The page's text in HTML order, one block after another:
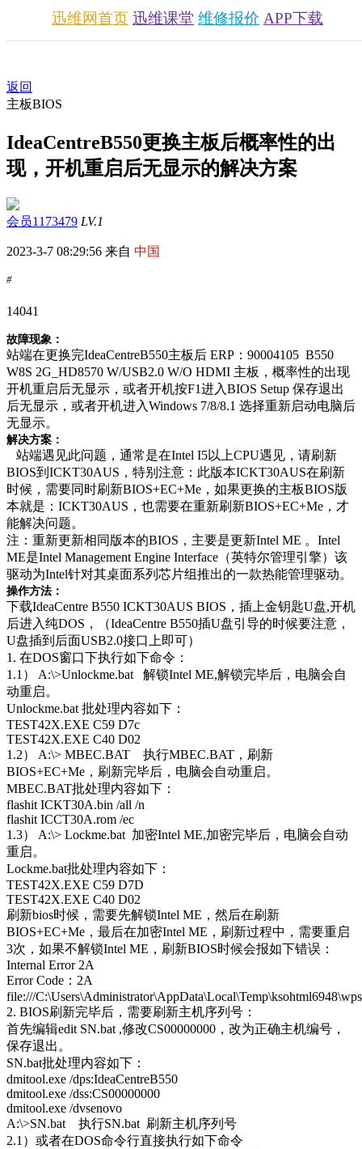
迅维网首页 迅维课堂 维修报价 APP下载
返回
主板BIOS
IdeaCentreB550更换主板后概率性的出
现，开机重启后无显示的解决方案
会员1173479 LV.1
2023-3-7 08:29:56 来自 中国
#
14041
故障现象：
站端在更换完IdeaCentreB550主板后 ERP：90004105 B550
W8S 2G_HD8570 W/USB2.0 W/O HDMI 主板，概率性的出现
开机重启后无显示，或者开机按F1进入BIOS Setup 保存退出
后无显示，或者开机进入Windows 7/8/8.1 选择重新启动电脑后
无显示。
解决方案：
站端遇见此问题，通常是在Intel I5以上CPU遇见，请刷新
BIOS到ICKT30AUS，特别注意：此版本ICKT30AUS在刷新
时候，需要同时刷新BIOS+EC+Me，如果更换的主板BIOS版
本就是：ICKT30AUS ，也需要在重新刷新BIOS+EC+Me，才
能解决问题。
注：重新更新相同版本的BIOS，主要是更新Intel ME 。Intel
ME是Intel Management Engine Interface（英特尔管理引擎）该
驱动为Intel针对其桌面系列芯片组推出的一款热能管理驱动。
操作方法：
下载IdeaCentre B550 ICKT30AUS BIOS，插上金钥匙U盘,开机
后进入纯DOS，（IdeaCentre B550插U盘引导的时候要注意，
U盘插到后面USB2.0接口上即可）
1. 在DOS窗口下执行如下命令：
1.1） A:\>Unlockme.bat 解锁Intel ME,解锁完毕后，电脑会自
动重启。
Unlockme.bat 批处理内容如下：
TEST42X.EXE C59 D7c
TEST42X.EXE C40 D02
1.2） A:\> MBEC.BAT 执行MBEC.BAT ，刷新
BIOS+EC+Me，刷新完毕后，电脑会自动重启。
MBEC.BAT批处理内容如下：
flashit ICKT30A.bin /all /n
flashit ICCT30A.rom /ec
1.3） A:\> Lockme.bat 加密Intel ME,加密完毕后，电脑会自动
重启。
Lockme.bat批处理内容如下：
TEST42X.EXE C59 D7D
TEST42X.EXE C40 D02
刷新bios时候，需要先解锁Intel ME，然后在刷新
BIOS+EC+Me，最后在加密Intel ME，刷新过程中，需要重启
3次，如果不解锁Intel ME，刷新BIOS时候会报如下错误：
Internal Error 2A
Error Code：2A
file:///
2. BIOS刷新完毕后，需要刷新主机序列号：
首先编辑edit SN.bat ,修改CS00000000，改为正确主机编号，
保存退出。
SN.bat批处理内容如下：
dmitool.exe /dps:IdeaCentreB550
dmitool.exe /dss:CS00000000
dmitool.exe /dvsenovo
A:\>SN.bat 执行SN.bat 刷新主机序列号
2.1）或者在DOS命令行直接执行如下命令